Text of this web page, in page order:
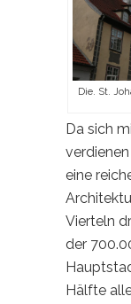
Die. St.
Da sich
eine
Vierteln
der
Hälfte